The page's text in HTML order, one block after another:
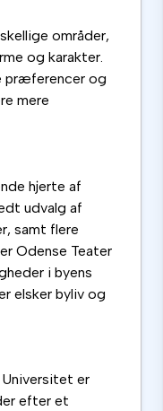
områder,
og karakter.
præferencer og
mere
hjerte af
udvalg af
samt flere
Odense Teater
i byens
elsker byliv og
er
efter et